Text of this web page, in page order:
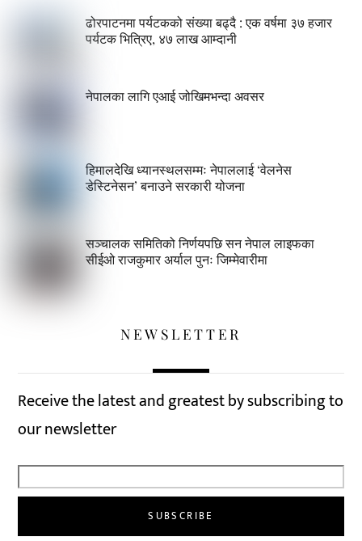
ढोरपाटनमा पर्यटकको संख्या बढ्दै : एक वर्षमा ३७ हजार
पर्यटक भित्रिए, ४७ लाख आम्दानी
नेपालका लागि एआई जोखिमभन्दा अवसर
हिमालदेखि ध्यानस्थलसम्मः नेपाललाई ‘वेलनेस
डेस्टिनेसन’ बनाउने सरकारी योजना
सञ्चालक समितिको निर्णयपछि सन नेपाल लाइफका
सीईओ राजकुमार अर्याल पुनः जिम्मेवारीमा
NEWSLETTER
Receive the latest and greatest by subscribing to
our newsletter